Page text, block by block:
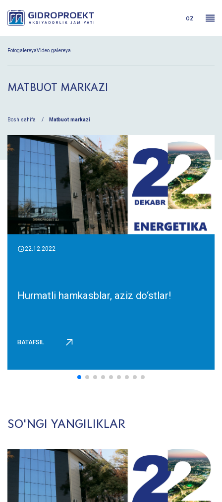
oz
FotogalereyaVideo galereya
MATBUOT MARKAZI
Bosh sahifa Matbuot markazi
22.12.2022
Hurmatli hamkasblar, aziz do‘stlar!
BATAFSIL
SO'NGI YANGILIKLAR